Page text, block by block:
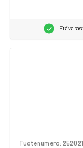
Tuotenumero: